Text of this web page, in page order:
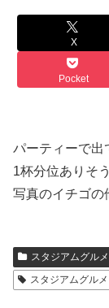
X
Pocket
パーティーで出
1杯分位ありそう
写真のイチゴの
スタジアムグルメ
スタジアムグルメ